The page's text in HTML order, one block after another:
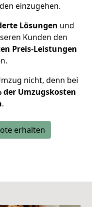
einzugehen.
Lösungen und
Kunden den
Preis-Leistungen
nicht, denn bei
der Umzugskosten
.
erhalten